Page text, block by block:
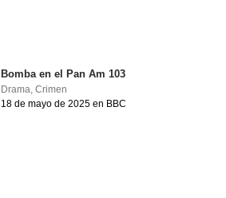
Bomba en el Pan Am 103
Drama ,Crimen
18 de mayo de 2025 en BBC